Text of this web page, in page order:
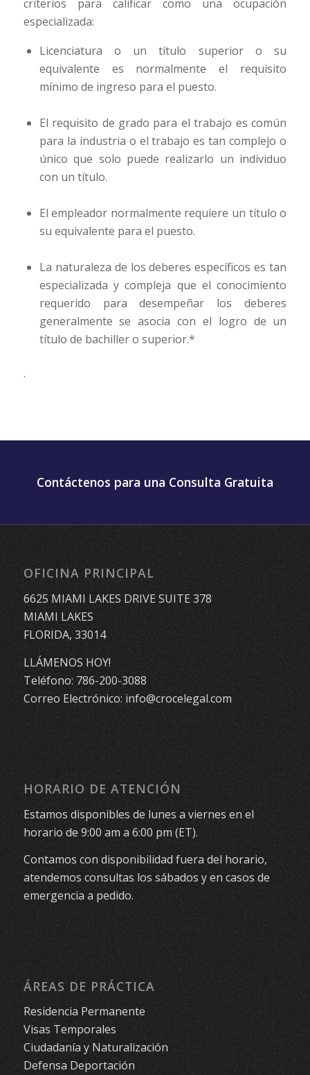
criterios para calificar como una ocupación
especializada:
Licenciatura o un título superior o su
equivalente es normalmente el requisito
mínimo de ingreso para el puesto.
El requisito de grado para el trabajo es común
para la industria o el trabajo es tan complejo o
único que solo puede realizarlo un individuo
con un título.
El empleador normalmente requiere un título o
su equivalente para el puesto.
La naturaleza de los deberes específicos es tan
especializada y compleja que el conocimiento
requerido para desempeñar los deberes
generalmente se asocia con el logro de un
título de bachiller o superior.*
.
Contáctenos para una Consulta Gratuita
OFICINA PRINCIPAL
6625 MIAMI LAKES DRIVE SUITE 378
MIAMI LAKES
FLORIDA, 33014
LLÁMENOS HOY!
Teléfono: 786-200-3088
Correo Electrónico: info@crocelegal.com
HORARIO DE ATENCIÓN
Estamos disponibles de lunes a viernes en el
horario de 9:00 am a 6:00 pm (ET).
Contamos con disponibilidad fuera del horario,
atendemos consultas los sábados y en casos de
emergencia a pedido.
ÁREAS DE PRÁCTICA
Residencia Permanente
Visas Temporales
Ciudadanía y Naturalización
Defensa Deportación